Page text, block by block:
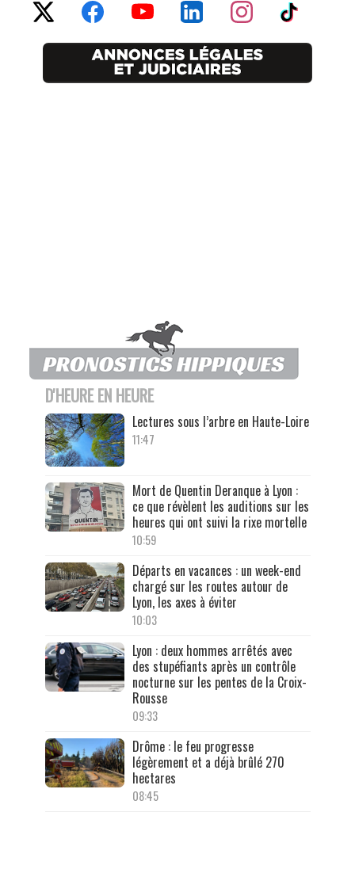
D'HEURE EN HEURE
Lectures sous l’arbre en Haute-Loire
11:47
Mort de Quentin Deranque à Lyon :
ce que révèlent les auditions sur les
heures qui ont suivi la rixe mortelle
10:59
Départs en vacances : un week-end
chargé sur les routes autour de
Lyon, les axes à éviter
10:03
Lyon : deux hommes arrêtés avec
des stupéfiants après un contrôle
nocturne sur les pentes de la Croix-
Rousse
09:33
Drôme : le feu progresse
légèrement et a déjà brûlé 270
hectares
08:45